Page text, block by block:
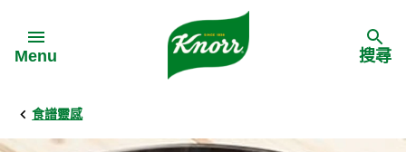
Menu
Back
Back
Back
搜尋
食譜靈感